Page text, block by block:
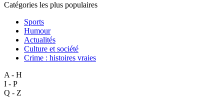
Catégories les plus populaires
Sports
Humour
Actualités
Culture et société
Crime : histoires vraies
A - H
I - P
Q - Z